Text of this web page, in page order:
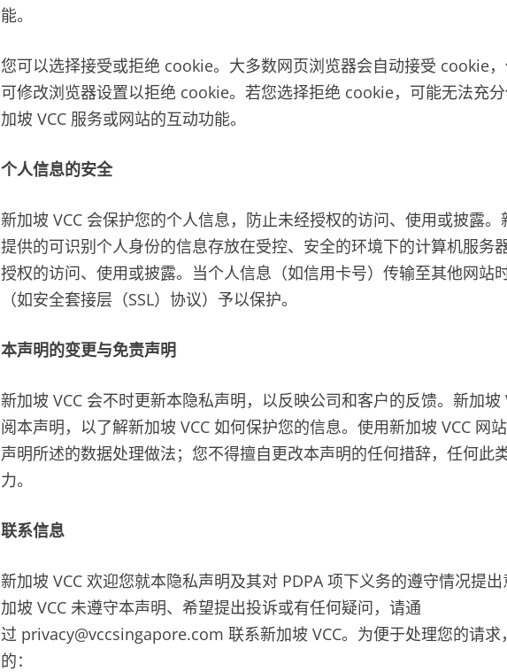
能。
您可以选择接受或拒绝 cookie。大多数网页浏览器会自动接受 cookie
可修改浏览器设置以拒绝 cookie。若您选择拒绝 cookie，可能无法充
加坡 VCC 服务或网站的互动功能。
个人信息的安全
新加坡 VCC 会保护您的个人信息，防止未经授权的访问、使用或披露。
提供的可识别个人身份的信息存放在受控、安全的环境下的计算机服务
授权的访问、使用或披露。当个人信息（如信用卡号）传输至其他网站
（如安全套接层（SSL）协议）予以保护。
本声明的变更与免责声明
新加坡 VCC 会不时更新本隐私声明，以反映公司和客户的反馈。新加坡
阅本声明，以了解新加坡 VCC 如何保护您的信息。使用新加坡 VCC 网
声明所述的数据处理做法；您不得擅自更改本声明的任何措辞，任何此
力。
联系信息
新加坡 VCC 欢迎您就本隐私声明及其对 PDPA 项下义务的遵守情况提
加坡 VCC 未遵守本声明、希望提出投诉或有任何疑问，请通
过 privacy@vccsingapore.com 联系新加坡 VCC。为便于处理您的请求
的：